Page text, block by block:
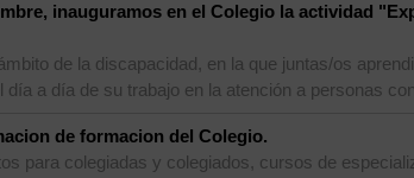
inauguramos en el Colegio la actividad
de la discapacidad, en la que juntas/os
a día de su trabajo en la atención a personas
de formacion del Colegio.
para colegiadas y colegiados, cursos de